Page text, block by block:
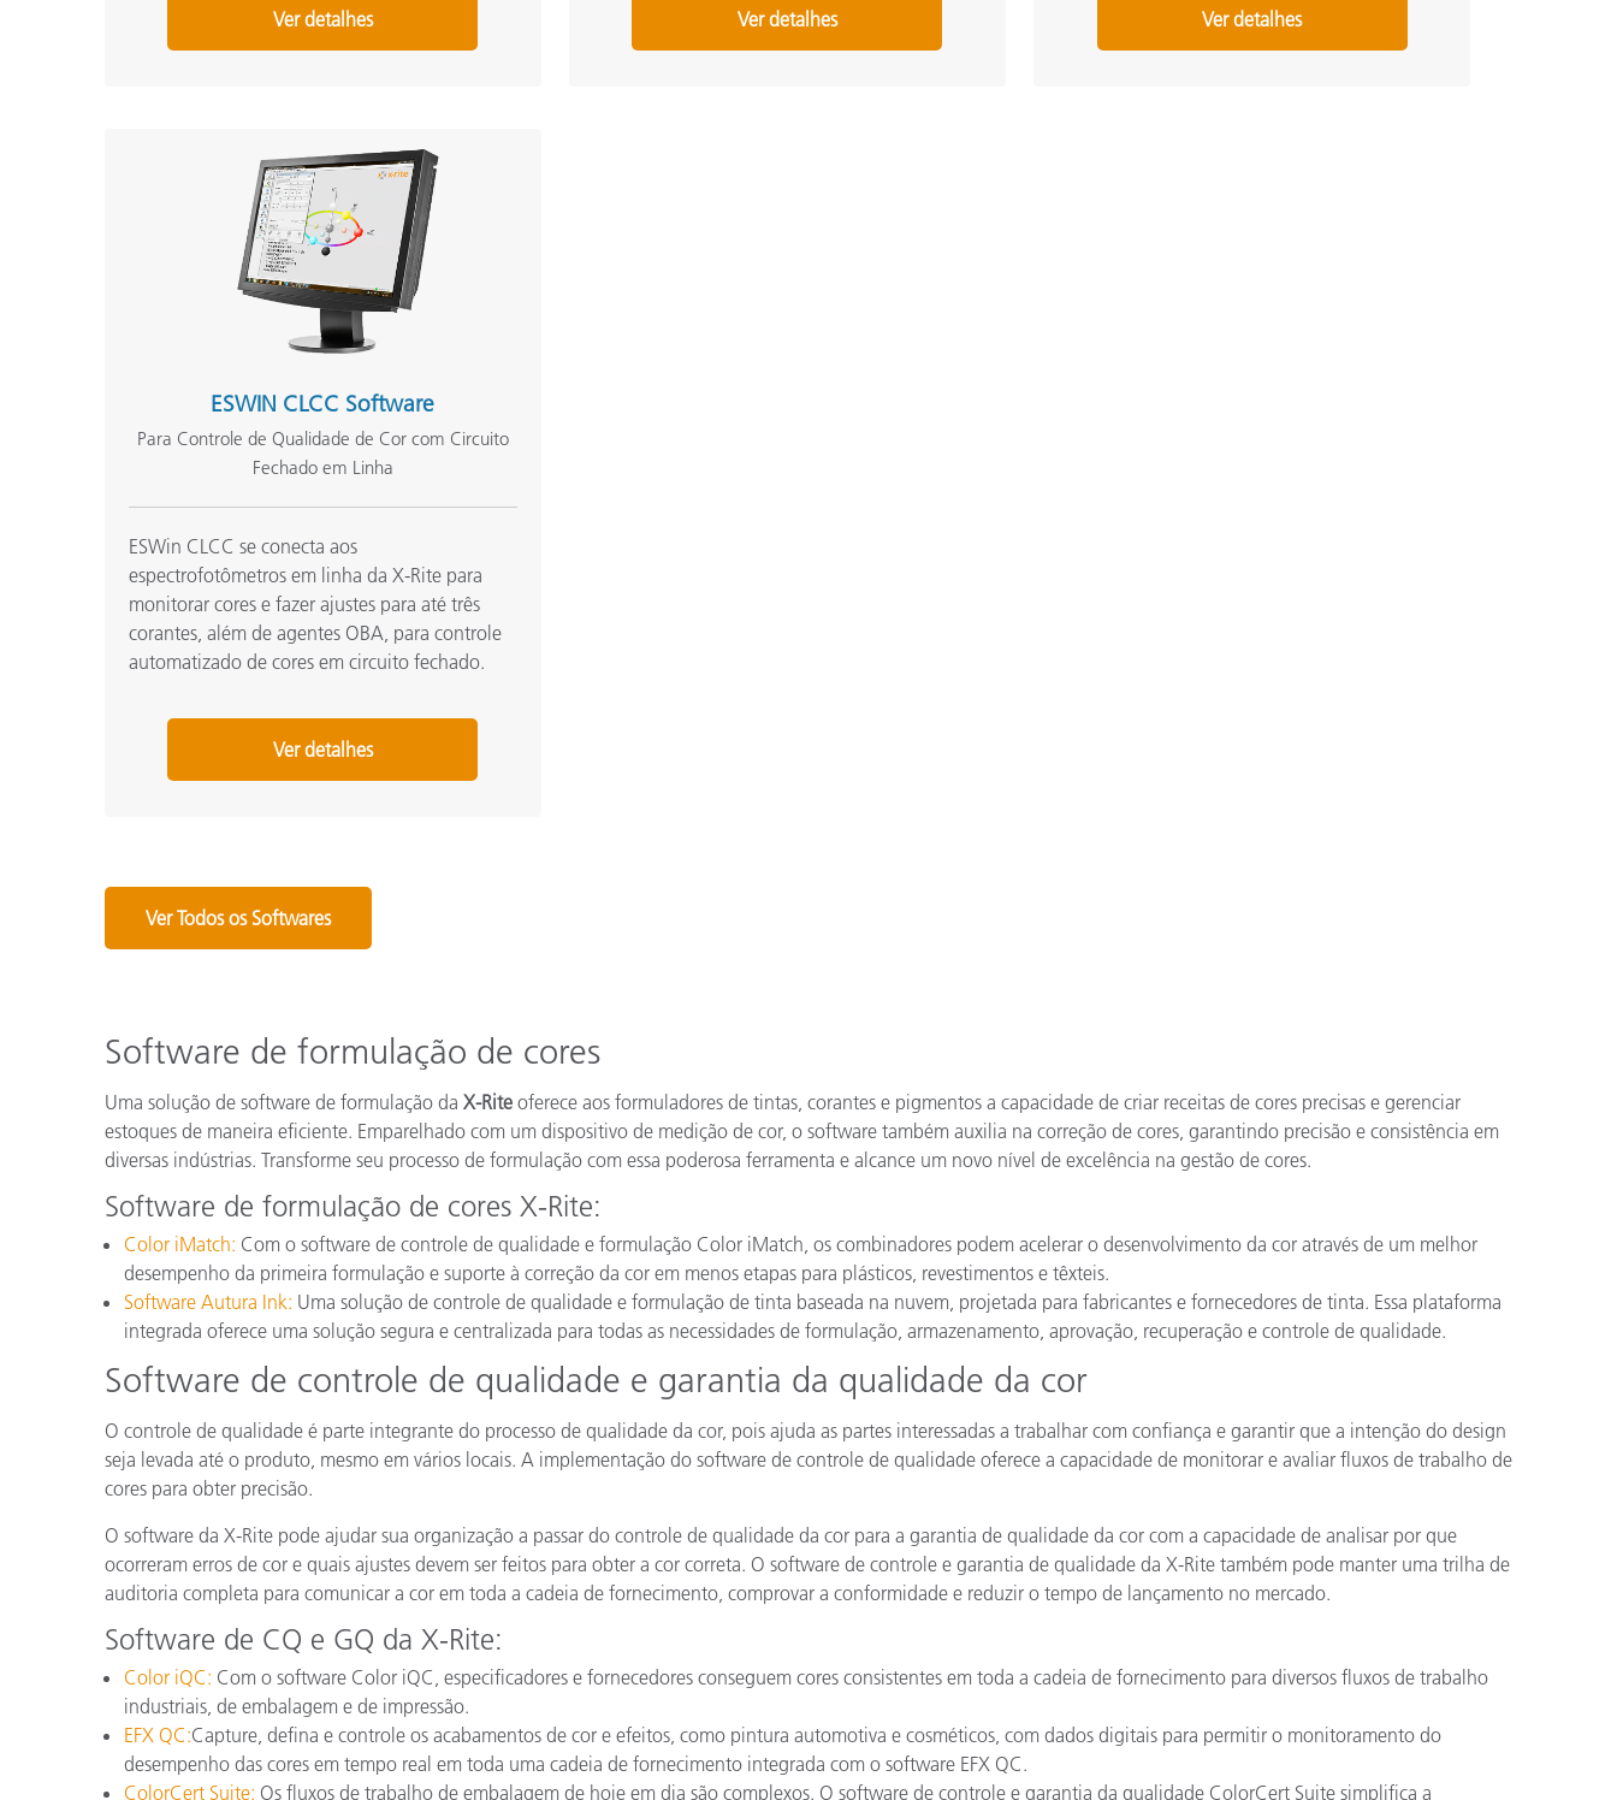
Ver detalhes Ver detalhes Ver detalhes
ESWIN CLCC Software
Para Controle de Qualidade de Cor com Circuito
Fechado em Linha
ESWin CLCC se conecta aos
espectrofotômetros em linha da X-Rite para
monitorar cores e fazer ajustes para até três
corantes, além de agentes OBA, para controle
automatizado de cores em circuito fechado.
Ver detalhes
Ver Todos os Softwares
Software de formulação de cores
Uma solução de software de formulação da X-Rite oferece aos formuladores de tintas, corantes e pigmentos a capacidade de criar receitas de cores precisas e gerenciar
estoques de maneira eficiente. Emparelhado com um dispositivo de medição de cor, o software também auxilia na correção de cores, garantindo precisão e consistência em
diversas indústrias. Transforme seu processo de formulação com essa poderosa ferramenta e alcance um novo nível de excelência na gestão de cores.
Software de formulação de cores X-Rite:
Color iMatch: Com o software de controle de qualidade e formulação Color iMatch, os combinadores podem acelerar o desenvolvimento da cor através de um melhor
desempenho da primeira formulação e suporte à correção da cor em menos etapas para plásticos, revestimentos e têxteis.
Software Autura Ink: Uma solução de controle de qualidade e formulação de tinta baseada na nuvem, projetada para fabricantes e fornecedores de tinta. Essa plataforma
integrada oferece uma solução segura e centralizada para todas as necessidades de formulação, armazenamento, aprovação, recuperação e controle de qualidade.
Software de controle de qualidade e garantia da qualidade da cor
O controle de qualidade é parte integrante do processo de qualidade da cor, pois ajuda as partes interessadas a trabalhar com confiança e garantir que a intenção do design
seja levada até o produto, mesmo em vários locais. A implementação do software de controle de qualidade oferece a capacidade de monitorar e avaliar fluxos de trabalho de
cores para obter precisão.
O software da X-Rite pode ajudar sua organização a passar do controle de qualidade da cor para a garantia de qualidade da cor com a capacidade de analisar por que
ocorreram erros de cor e quais ajustes devem ser feitos para obter a cor correta. O software de controle e garantia de qualidade da X-Rite também pode manter uma trilha de
auditoria completa para comunicar a cor em toda a cadeia de fornecimento, comprovar a conformidade e reduzir o tempo de lançamento no mercado.
Software de CQ e GQ da X-Rite:
Color iQC: Com o software Color iQC, especificadores e fornecedores conseguem cores consistentes em toda a cadeia de fornecimento para diversos fluxos de trabalho
industriais, de embalagem e de impressão.
EFX QC:Capture, defina e controle os acabamentos de cor e efeitos, como pintura automotiva e cosméticos, com dados digitais para permitir o monitoramento do
desempenho das cores em tempo real em toda uma cadeia de fornecimento integrada com o software EFX QC.
ColorCert Suite: Os fluxos de trabalho de embalagem de hoje em dia são complexos. O software de controle e garantia da qualidade ColorCert Suite simplifica a